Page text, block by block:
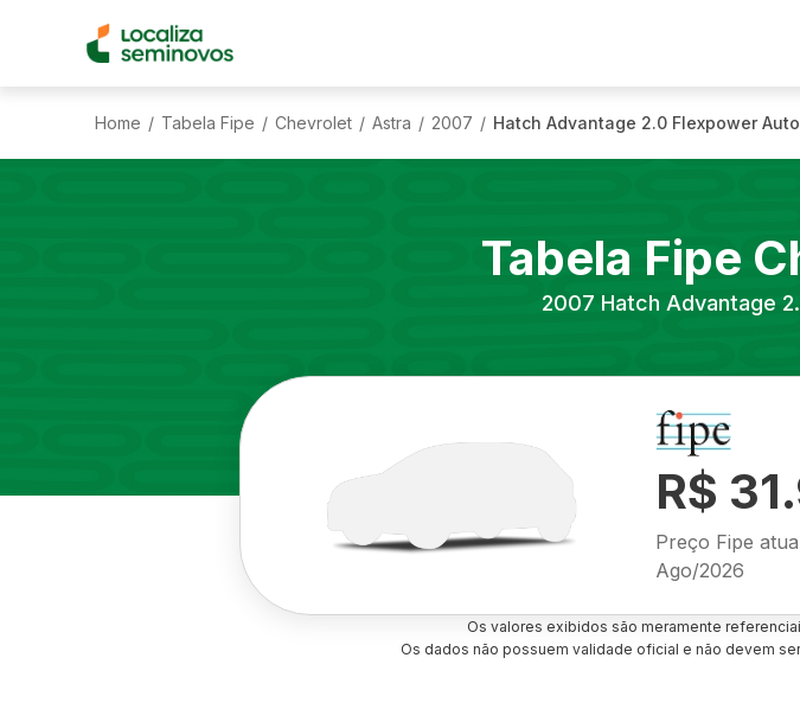
Home / Tabela Fipe / Chevrolet / Astra / 2007 / Hatch Advantage 2.0 Flexpower
Tabela Fipe
2007 Hatch Advantage
R$
Preço Fipe
Ago/2026
Os valores exibidos são meramente
Os dados não possuem validade oficial e não devem